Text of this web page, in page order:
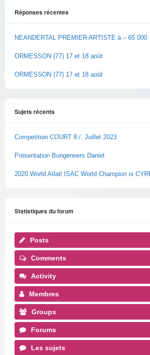
Réponses récentes
NEANDERTAL PREMIER ARTISTE à – 65 000
ORMESSON (77) 17 et 18 août
ORMESSON (77) 17 et 18 août
Sujets récents
Competition COURT 8./. Juillet 2023
Présentation Bungeneers Daniel
2020 World Atlatl ISAC World Champion is
Statistiques du forum
Posts
Comments
Activity
Membres
Groups
Forums
Les sujets